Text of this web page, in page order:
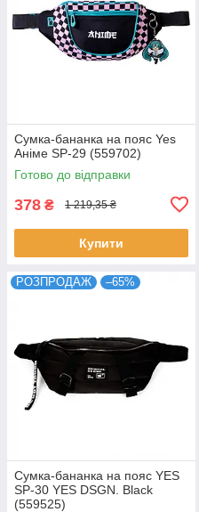
Сумка-бананка на пояс Yes
Аніме SP-29 (559702)
Готово до відправки
378 ₴ 1 219,35 ₴
Купити
РОЗПРОДАЖ –65%
Сумка-бананка на пояс YES
SP-30 YES DSGN. Black
(559525)